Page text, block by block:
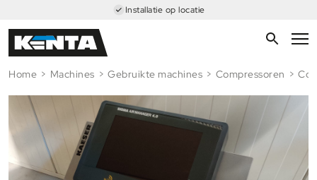
Installatie op locatie
Home > Machines > Gebruikte machines > Compressoren >